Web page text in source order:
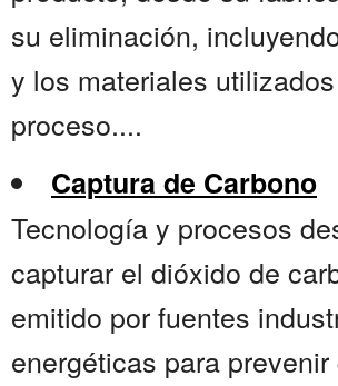
su eliminación,
y los materiales
proceso....
Captura de Carbono
Tecnología y procesos
capturar el dióxido de
emitido por fuentes
energéticas para